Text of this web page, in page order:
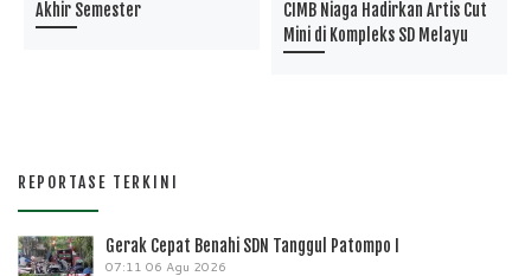
Akhir Semester
CIMB Niaga Hadirkan Artis Cut
Mini di Kompleks SD Melayu
REPORTASE TERKINI
Gerak Cepat Benahi SDN Tanggul Patompo I
07:11 06 Agu 2026